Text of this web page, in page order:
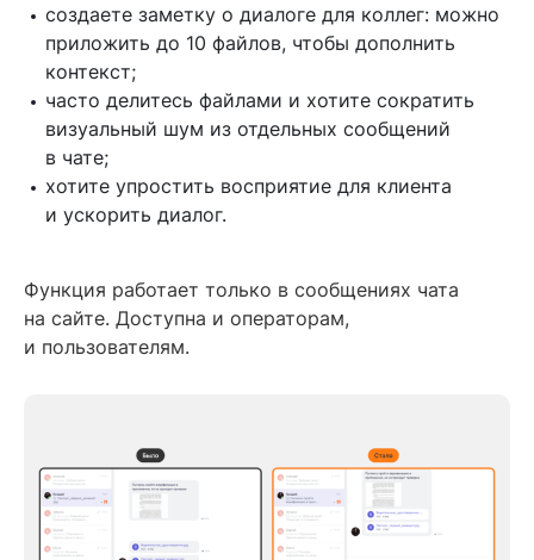
создаете заметку о диалоге для коллег: можно
приложить до 10 файлов, чтобы дополнить
контекст;
часто делитесь файлами и хотите сократить
визуальный шум из отдельных сообщений
в чате;
хотите упростить восприятие для клиента
и ускорить диалог.
Функция работает только в сообщениях чата
на сайте. Доступна и операторам,
и пользователям.